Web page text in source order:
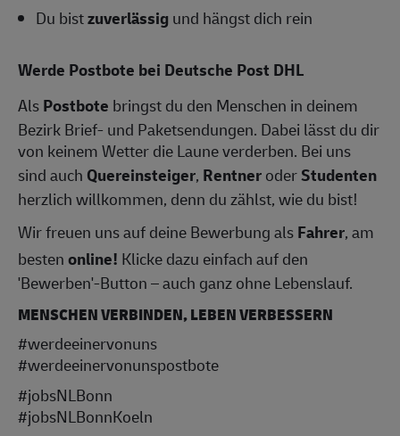
Du bistzuverlässigund hängst dich rein
Werde Postbote bei Deutsche Post DHL
AlsPostbote bringst du den Menschen in deinem
Bezirk Brief- und Paketsendungen. Dabei lässt du dir
von keinem Wetter die Laune verderben. Bei uns
sind auch Quereinsteiger, RentneroderStudenten
herzlich willkommen, denn du zählst, wie du bist!
Wir freuen uns auf deine Bewerbung alsFahrer, am
bestenonline! Klicke dazu einfach auf den
'Bewerben'-Button – auch ganz ohne Lebenslauf.
MENSCHEN VERBINDEN, LEBEN VERBESSERN
#werdeeinervonuns
#werdeeinervonunspostbote
#jobsNLBonn
#jobsNLBonnKoeln